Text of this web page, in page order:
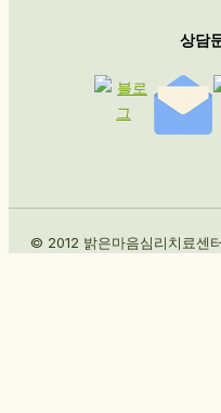
상담
© 2012 밝은마음심리치료센